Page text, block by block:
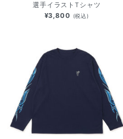
選手イラストTシャツ
¥3,800 (税込)